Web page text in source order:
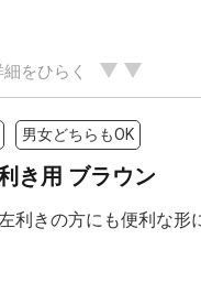
細をひらく
男女どちらもOK
き用 ブラウン
きの方にも便利な形